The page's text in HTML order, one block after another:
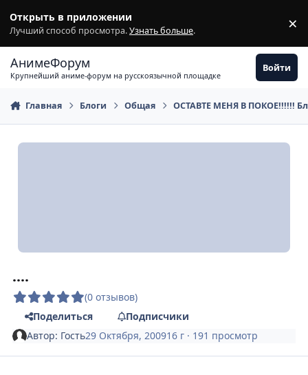
Открыть в приложении
Лучший способ просмотра.Узнать больше. ×
АнимеФорум
Крупнейший аниме-форум на русскоязычной площадке
Войти
Главная Блоги Общая ОСТАВТЕ МЕНЯ В ПОКОЕ!!!!!!
....
(0 отзывов)
Поделиться
Подписчики
Автор: Гость29 Октября, 200916 г · 191 просмотр